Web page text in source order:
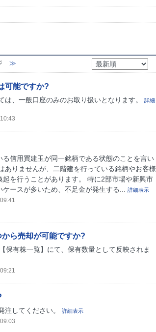
≫
可能ですか?
、一般口座のみのお取り扱いとなります。
詳細
信用買建玉が同一銘柄である状態のことを言い
ありませんが、二階建を行っている銘柄やお客様
を行うことがあります。 特に2部市場や新興市
ースが多いため、不足金が発生する...
詳細表示
ら売却が可能ですか?
保有株一覧】にて、保有数量として反映されま
注してください。 詳細表示